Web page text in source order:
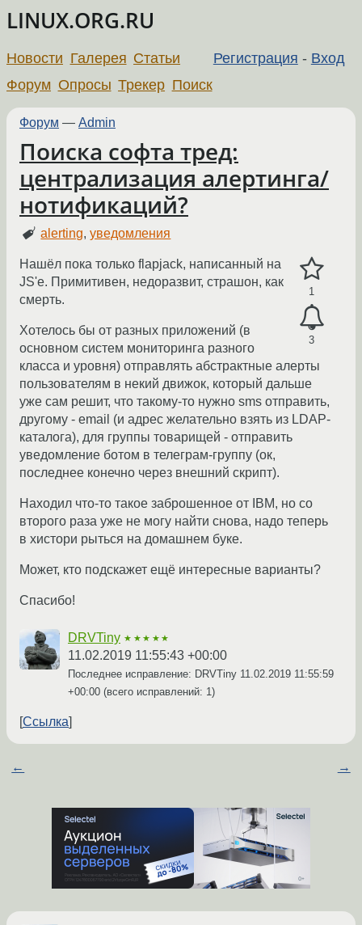
LINUX.ORG.RU
Регистрация - Вход
Новости Галерея Статьи
Форум Опросы Трекер Поиск
Форум — Admin
Поиска софта тред:
централизация алертинга/
нотификаций?
alerting,уведомления
1
3
Нашёл пока только flapjack, написанный на
JS'е. Примитивен, недоразвит, страшон, как
смерть.
Хотелось бы от разных приложений (в
основном систем мониторинга разного
класса и уровня) отправлять абстрактные алерты
пользователям в некий движок, который дальше
уже сам решит, что такому-то нужно sms отправить,
другому - email (и адрес желательно взять из LDAP-
каталога), для группы товарищей - отправить
уведомление ботом в телеграм-группу (ок,
последнее конечно через внешний скрипт).
Находил что-то такое заброшенное от IBM, но со
второго раза уже не могу найти снова, надо теперь
в хистори рыться на домашнем буке.
Может, кто подскажет ещё интересные варианты?
Спасибо!
DRVTiny ★★★★★
11.02.2019 11:55:43 +00:00
Последнее исправление: DRVTiny 11.02.2019 11:55:59
+00:00 (всего исправлений: 1)
Ссылка
← →